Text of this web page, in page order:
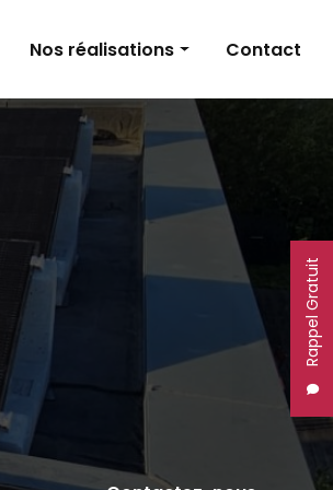
Rappel Gratuit
Nos réalisations
Panneaux photovoltaïques
Électricité
Charpente et couverture
Contact